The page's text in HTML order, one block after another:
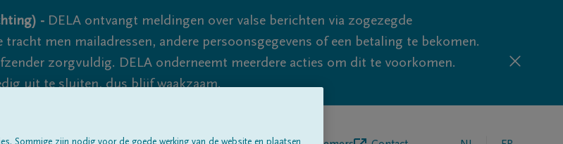
- DELA ontvangt meldingen over valse berichten via zogezegde
men mailadressen, andere persoonsgegevens of een betaling te bekomen.
zorgvuldig. DELA onderneemt meerdere acties om dit te voorkomen.
uit te sluiten, dus blijf waakzaam.